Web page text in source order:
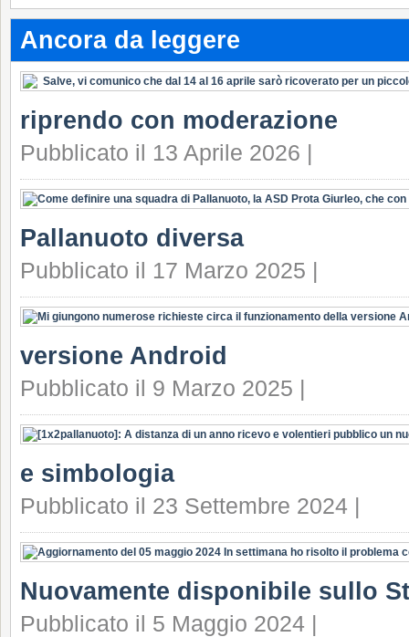
Ancora da leggere
riprendo con moderazione
Pubblicato il 13 Aprile 2026 |
Pallanuoto diversa
Pubblicato il 17 Marzo 2025 |
versione Android
Pubblicato il 9 Marzo 2025 |
e simbologia
Pubblicato il 23 Settembre 2024 |
Nuovamente disponibile sullo
Pubblicato il 5 Maggio 2024 |